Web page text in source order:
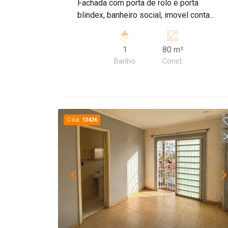
Fachada com porta de rolo e porta
blindex, banheiro social, imovel conta
1
Banho
80 m²
Const.
Cód. 13426